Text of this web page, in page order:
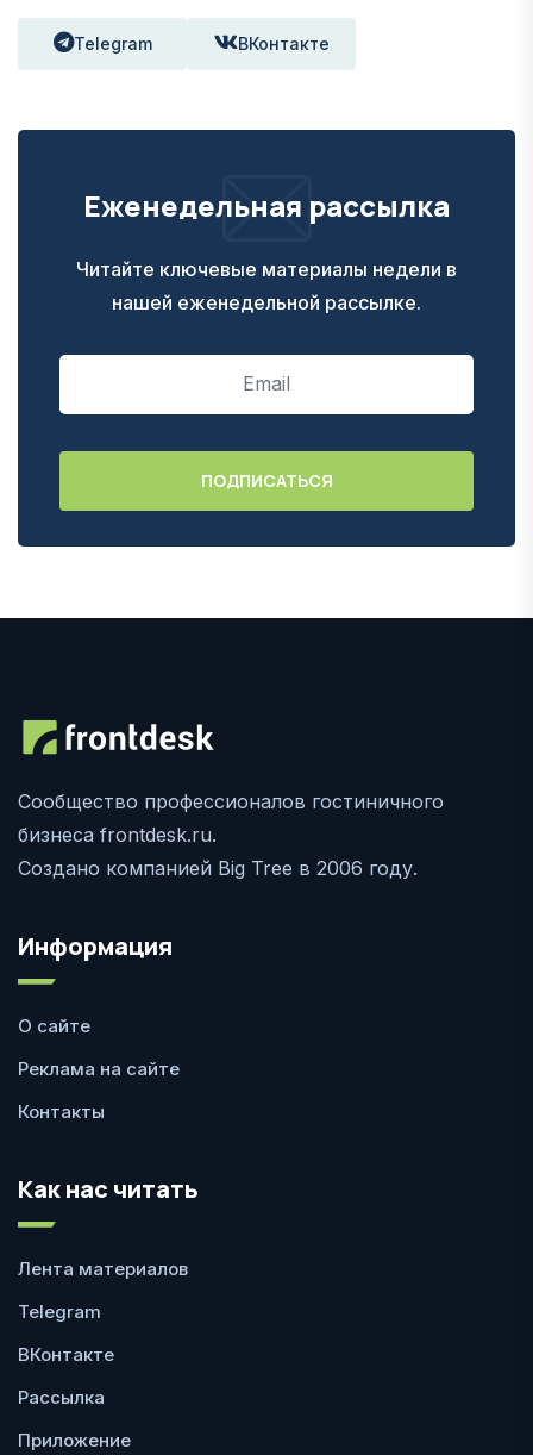
Telegram ВКонтакте
Еженедельная рассылка
Читайте ключевые материалы недели в
нашей еженедельной рассылке.
Сообщество профессионалов гостиничного
бизнеса frontdesk.ru.
Создано компанией Big Tree в 2006 году.
Информация
О сайте
Реклама на сайте
Контакты
Как нас читать
Лента материалов
Telegram
ВКонтакте
Рассылка
Приложение